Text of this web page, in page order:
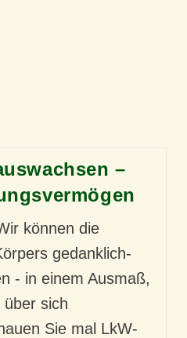
–
können die
gedanklich-
- in einem Ausmaß,
sich
Sie mal LkW-